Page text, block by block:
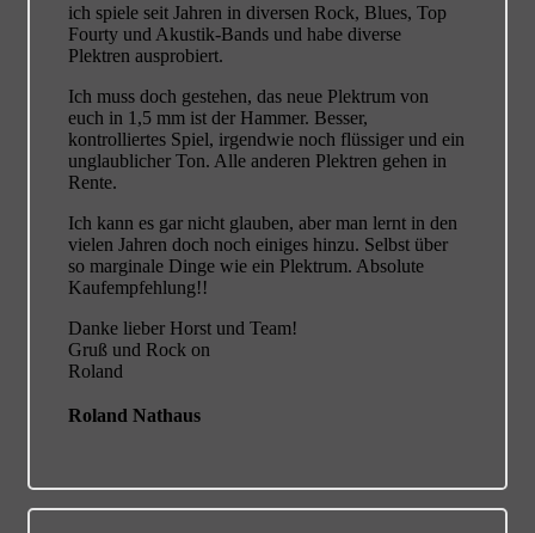
ich spiele seit Jahren in diversen Rock, Blues, Top
Fourty und Akustik-Bands und habe diverse
Plektren ausprobiert.
Ich muss doch gestehen, das neue Plektrum von
euch in 1,5 mm ist der Hammer. Besser,
kontrolliertes Spiel, irgendwie noch flüssiger und ein
unglaublicher Ton. Alle anderen Plektren gehen in
Rente.
Ich kann es gar nicht glauben, aber man lernt in den
vielen Jahren doch noch einiges hinzu. Selbst über
so marginale Dinge wie ein Plektrum. Absolute
Kaufempfehlung!!
Danke lieber Horst und Team!
Gruß und Rock on
Roland
Roland Nathaus